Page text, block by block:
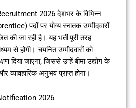
2026 देशभर के विभिन्न
पदों पर योग्य स्नातक उम्मीदवारों
की जा रही है। यह भर्ती पूरी तरह
से होगी। चयनित उम्मीदवारों को
दिया जाएगा, जिससे उन्हें बीमा उद्योग के
व्यावहारिक अनुभव प्राप्त होगा।
2026